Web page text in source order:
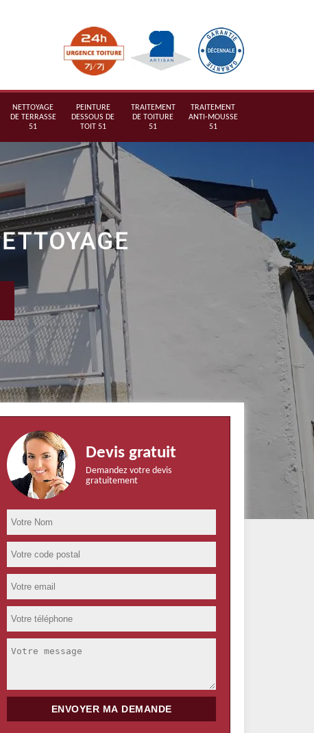
NETTOYAGE
DE TERRASSE
51
PEINTURE
DESSOUS DE
TOIT 51
TRAITEMENT
DE TOITURE
51
TRAITEMENT
ANTI-MOUSSE
51
Devis gratuit
Demandez votre devis
gratuitement